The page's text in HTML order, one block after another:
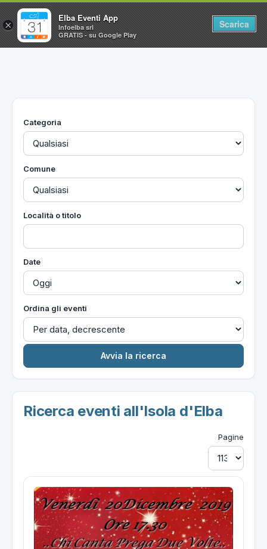
Home
Utilità
Categoria
Comune
Località o titolo
Date
Ordina gli eventi
Ricerca eventi all'Isola d'Elba
Pagine
×
Elba Eventi App
Infoelba srl
GRATIS - su Google Play
Scarica